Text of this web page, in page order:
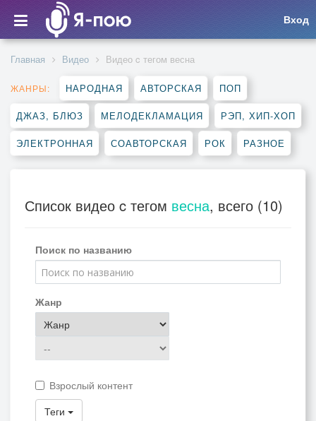
Вход
Главная Видео Видео c тегом весна
ЖАНРЫ: НАРОДНАЯ АВТОРСКАЯ ПОП
ДЖАЗ, БЛЮЗ МЕЛОДЕКЛАМАЦИЯ РЭП, ХИП-ХОП
ЭЛЕКТРОННАЯ СОАВТОРСКАЯ РОК РАЗНОЕ
Список видео c тегом весна, всего (10)
Поиск по названию
Жанр
Взрослый контент
Теги